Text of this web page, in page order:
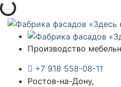
Производство
+7 918 558-08-11
Ростов-на-Дону,